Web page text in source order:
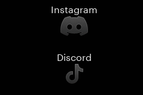
Instagram
Discord